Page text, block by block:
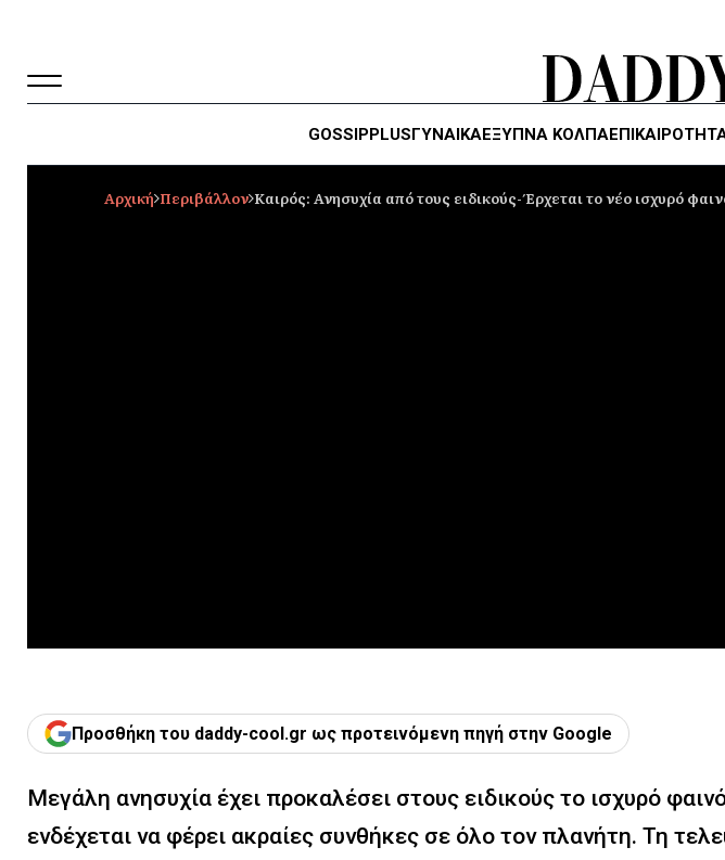
GOSSIPPLUSΓΥΝΑΙΚΑΈΞΥΠΝΑ ΚΌΛΠΑ
Αρχική Περιβάλλον Καιρός: Ανησυχία από τους ειδικούς- Έρχεται το νέο ισχυρό
Προσθήκη του daddy-cool.gr ως προτεινόμενη πηγή στην Google
Μεγάλη ανησυχία έχει προκαλέσει στους ειδικούς το ισχυρό
ενδέχεται να φέρει ακραίες συνθήκες σε όλο τον πλανήτη. Τη